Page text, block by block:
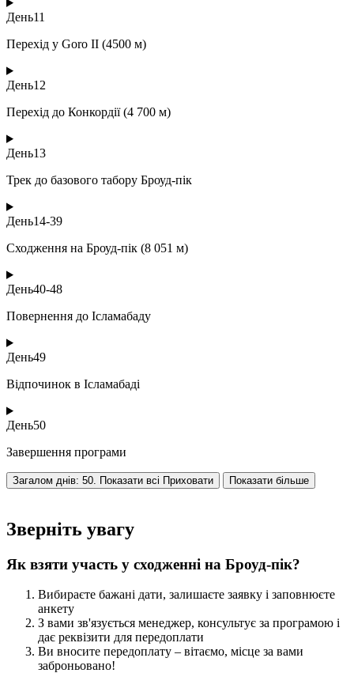
День11
Перехід у Goro II (4500 м)
День12
Перехід до Конкордії (4 700 м)
День13
Трек до базового табору Броуд-пік
День14-39
Сходження на Броуд-пік (8 051 м)
День40-48
Повернення до Ісламабаду
День49
Відпочинок в Ісламабаді
День50
Завершення програми
Загалом днів: 50. Показати всі Приховати Показати більше
Зверніть увагу
Як взяти участь у сходженні на Броуд-пік?
Вибираєте бажані дати, залишаєте заявку і заповнюєте
анкету
З вами зв'язується менеджер, консультує за програмою і
дає реквізити для передоплати
Ви вносите передоплату – вітаємо, місце за вами
заброньовано!